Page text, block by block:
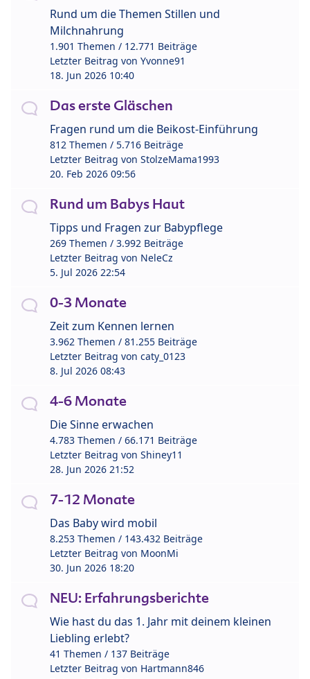
Rund um die Themen Stillen und
Milchnahrung
1.901 Themen / 12.771 Beiträge
Letzter Beitrag von Yvonne91
18. Jun 2026 10:40
Das erste Gläschen
Fragen rund um die Beikost-Einführung
812 Themen / 5.716 Beiträge
Letzter Beitrag von StolzeMama1993
20. Feb 2026 09:56
Rund um Babys Haut
Tipps und Fragen zur Babypflege
269 Themen / 3.992 Beiträge
Letzter Beitrag von NeleCz
5. Jul 2026 22:54
0-3 Monate
Zeit zum Kennen lernen
3.962 Themen / 81.255 Beiträge
Letzter Beitrag von caty_0123
8. Jul 2026 08:43
4-6 Monate
Die Sinne erwachen
4.783 Themen / 66.171 Beiträge
Letzter Beitrag von Shiney11
28. Jun 2026 21:52
7-12 Monate
Das Baby wird mobil
8.253 Themen / 143.432 Beiträge
Letzter Beitrag von MoonMi
30. Jun 2026 18:20
NEU: Erfahrungsberichte
Wie hast du das 1. Jahr mit deinem kleinen
Liebling erlebt?
41 Themen / 137 Beiträge
Letzter Beitrag von Hartmann846